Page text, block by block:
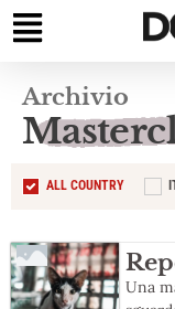
Archivio
ALL COUNTRY
Una